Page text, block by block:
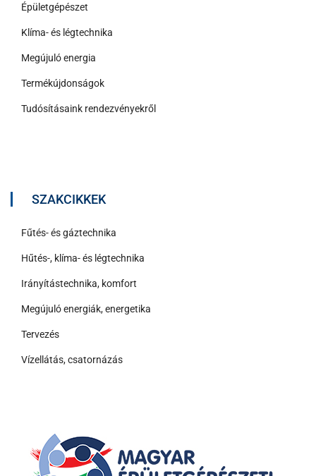
Épületgépészet
Klíma- és légtechnika
Megújuló energia
Termékújdonságok
Tudósításaink rendezvényekről
SZAKCIKKEK
Fűtés- és gáztechnika
Hűtés-, klíma- és légtechnika
Irányítástechnika, komfort
Megújuló energiák, energetika
Tervezés
Vízellátás, csatornázás